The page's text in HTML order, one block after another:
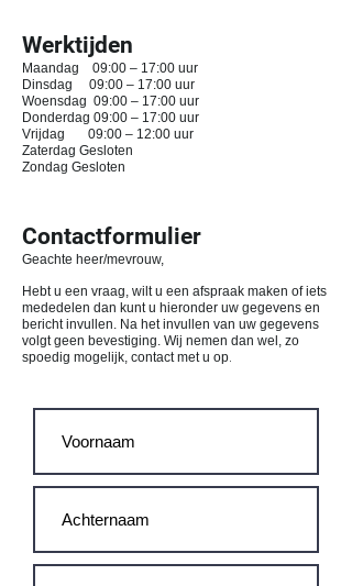
Werktijden
Maandag 09:00 – 17:00 uur
Dinsdag 09:00 – 17:00 uur
Woensdag 09:00 – 17:00 uur
Donderdag 09:00 – 17:00 uur
Vrijdag 09:00 – 12:00 uur
Zaterdag Gesloten
Zondag Gesloten
Contactformulier
Geachte heer/mevrouw,
Hebt u een vraag, wilt u een afspraak maken of iets
mededelen dan kunt u hieronder uw gegevens en
bericht invullen. Na het invullen van uw gegevens
volgt geen bevestiging. Wij nemen dan wel, zo
spoedig mogelijk, contact met u op.